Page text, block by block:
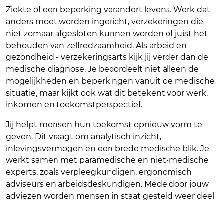
Ziekte of een beperking verandert levens. Werk dat
anders moet worden ingericht, verzekeringen die
niet zomaar afgesloten kunnen worden of juist het
behouden van zelfredzaamheid. Als arbeid en
gezondheid - verzekeringsarts kijk jij verder dan de
medische diagnose. Je beoordeelt niet alleen de
mogelijkheden en beperkingen vanuit de medische
situatie, maar kijkt ook wat dit betekent voor werk,
inkomen en toekomstperspectief.
Jij helpt mensen hun toekomst opnieuw vorm te
geven. Dit vraagt om analytisch inzicht,
inlevingsvermogen en een brede medische blik. Je
werkt samen met paramedische en niet-medische
experts, zoals verpleegkundigen, ergonomisch
adviseurs en arbeidsdeskundigen. Mede door jouw
adviezen worden mensen in staat gesteld weer deel